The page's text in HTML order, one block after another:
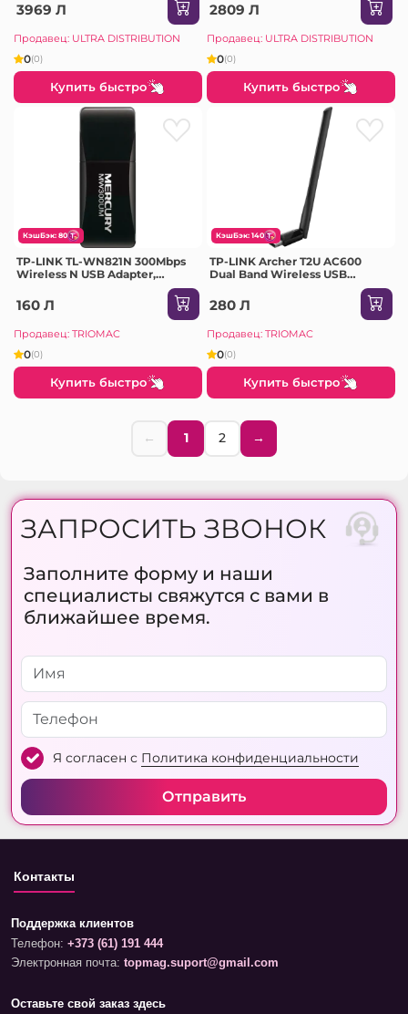
3969 Л
Продавец: ULTRA DISTRIBUTION
0(0)
Купить быстро
2809 Л
Продавец: ULTRA DISTRIBUTION
0(0)
Купить быстро
КэшБэк: 80
TP-LINK TL-WN821N 300Mbps
Wireless N USB Adapter,
802.11b/g/n
160 Л
Продавец: TRIOMAC
0(0)
Купить быстро
КэшБэк: 140
TP-LINK Archer T2U AC600
Dual Band Wireless USB
433Mbps at 5Ghz + 150Mbps at
2.4Ghz, 802.11ac/a/b/g/n, USB
280 Л
Продавец: TRIOMAC
0(0)
Купить быстро
← 1 2 →
ЗАПРОСИТЬ ЗВОНОК
Заполните форму и наши
специалисты свяжутся с вами в
ближайшее время.
Я согласен с Политика конфиденциальности
Отправить
Контакты
Поддержка клиентов
Телефон: +373 (61) 191 444
Электронная почта: topmag.suport@gmail.com
Оставьте свой заказ здесь